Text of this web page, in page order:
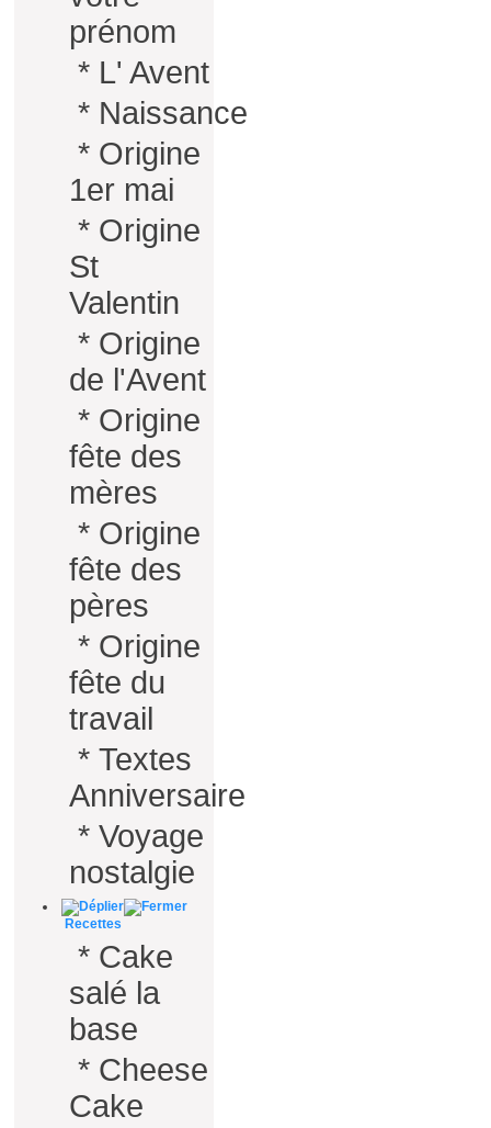
prénom
* L' Avent
* Naissance
* Origine
1er mai
* Origine
St
Valentin
* Origine
de l'Avent
* Origine
fête des
mères
* Origine
fête des
pères
* Origine
fête du
travail
* Textes
Anniversaire
* Voyage
nostalgie
Recettes
* Cake
salé la
base
* Cheese
Cake